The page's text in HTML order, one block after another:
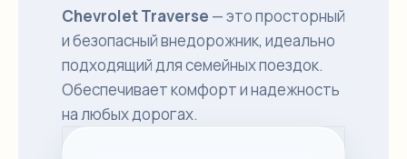
Chevrolet Traverse — это просторный
и безопасный внедорожник, идеально
подходящий для семейных поездок.
Обеспечивает комфорт и надежность
на любых дорогах.